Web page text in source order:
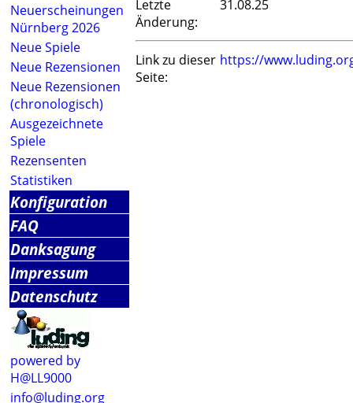
Neuerscheinungen
Nürnberg 2026
Neue Spiele
Neue Rezensionen
Neue Rezensionen
(chronologisch)
Ausgezeichnete
Spiele
Rezensenten
Statistiken
Konfiguration
FAQ
Danksagung
Impressum
Datenschutz
powered by
H@LL9000
info@luding.org
Letzte
Änderung:
31.08.25
Link zu dieser
Seite:
https://